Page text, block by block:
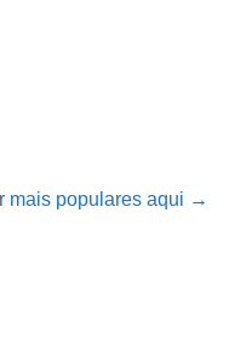
mais populares aqui →